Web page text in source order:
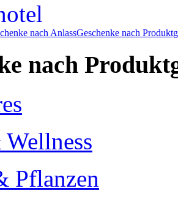
nach AnlassGeschenke nach
nach
Pflanzen